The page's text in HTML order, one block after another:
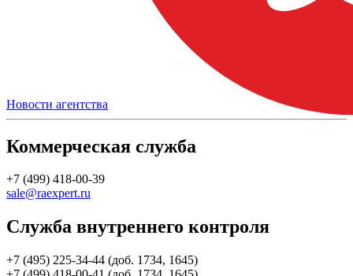
Новости агентства
Коммерческая служба
+7 (499) 418-00-39
sale@raexpert.ru
Служба внутреннего контроля
+7 (495) 225-34-44 (доб. 1734, 1645)